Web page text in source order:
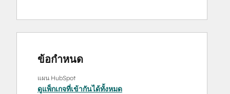
ข้อกำหนด
แผน HubSpot
ดูแพ็กเกจที่เข้ากันได้ทั้งหมด